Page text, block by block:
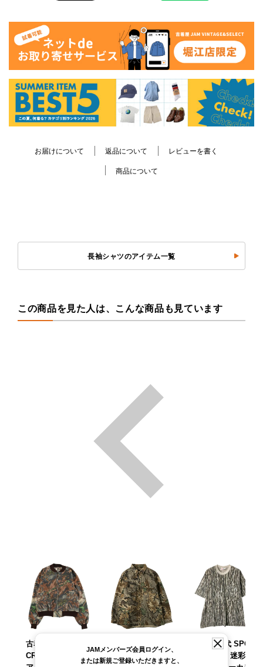
JAMメンバーズ会員ログイン、
または新規ご登録いただきますと、
お届けについて 返品について レビューを書く
商品について
長袖シャツのアイテム一覧
この商品を見た人は、こんな商品も見ています
古着 90年代 TRAIL
CREST 迷彩柄 リ
カベラス Cabelas
古着 90年代 SPOR
TSAFIELD 迷彩柄